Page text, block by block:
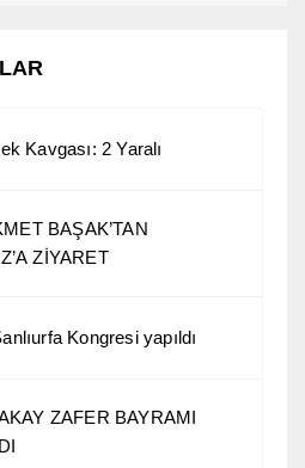
Kavgası: 2 Yaralı
BAŞAK’TAN
ZİYARET
Kongresi yapıldı
ZAFER BAYRAMI